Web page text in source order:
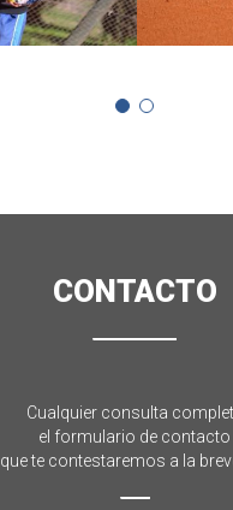
CONTACTO
Cualquier consulta
el formulario de contacto
que te contestaremos a la